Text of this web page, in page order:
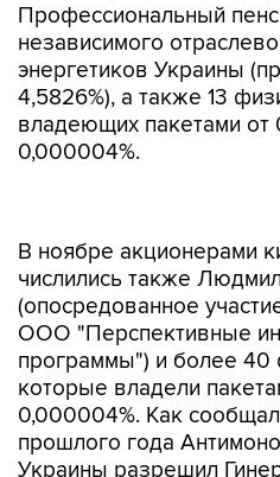
Профессиональный
независимого
энергетиков Украины
4,5826%), а также 13
владеющих пакетами от
0,000004%.
(опосредованное
ООО "Перспективные
программы") и более 40
которые владели
0,000004%. Как
прошлого года
Украины разрешил
акций Первого